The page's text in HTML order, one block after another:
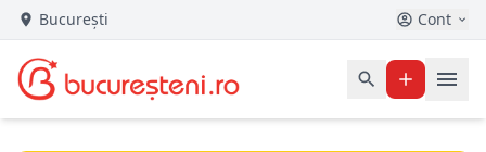
București Cont